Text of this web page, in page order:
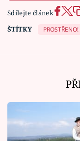
Sdílejte článek
ŠTÍTKY
PROSTŘENO!